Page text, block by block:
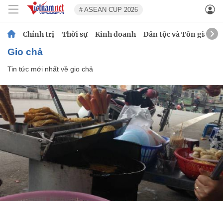
# ASEAN CUP 2026
Chính trị Thời sự Kinh doanh Dân tộc và Tôn giáo
gio chả
Tin tức mới nhất về gio chả